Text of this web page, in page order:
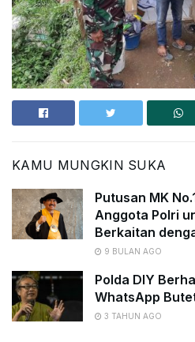
KAMU MUNGKIN SUKA
Putusan MK
Anggota Polri
Berkaitan
9 BULAN AGO
Polda DIY
WhatsApp
3 TAHUN AGO